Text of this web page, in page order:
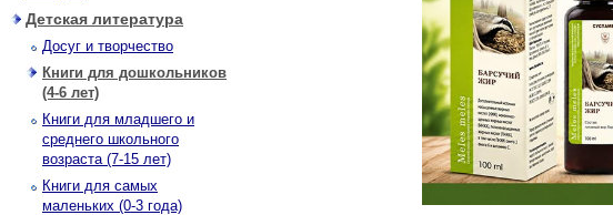
Детская литература
Досуг и творчество
Книги для дошкольников
(4-6 лет)
Книги для младшего и
среднего школьного
возраста (7-15 лет)
Книги для самых
маленьких (0-3 года)